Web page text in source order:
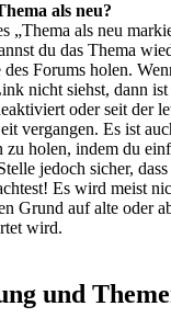
als neu?
„Thema als neu
du das Thema
des Forums holen.
nicht siehst, dann
oder seit der
vergangen. Es ist
zu holen, indem du
jedoch sicher,
Es wird meist
Grund auf alte oder
wird.
und